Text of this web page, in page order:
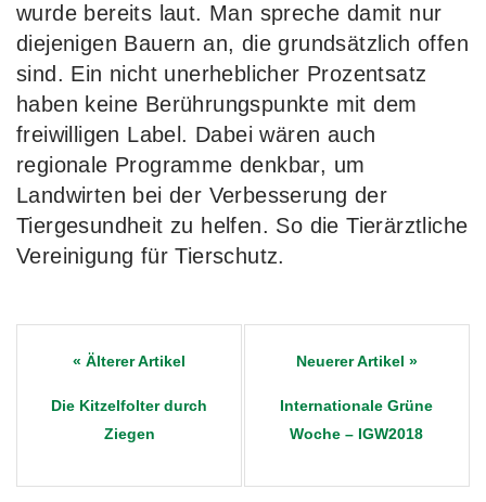
wurde bereits laut. Man spreche damit nur
diejenigen Bauern an, die grundsätzlich offen
sind. Ein nicht unerheblicher Prozentsatz
haben keine Berührungspunkte mit dem
freiwilligen Label. Dabei wären auch
regionale Programme denkbar, um
Landwirten bei der Verbesserung der
Tiergesundheit zu helfen. So die Tierärztliche
Vereinigung für Tierschutz.
Post
navigation
Die Kitzelfolter durch
Ziegen
Internationale Grüne
Woche – IGW2018